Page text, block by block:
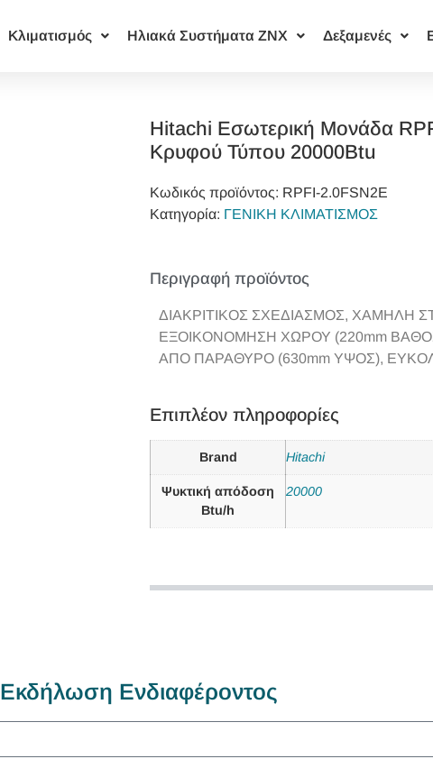
Κλιματισμός Ηλιακά Συστήματα ΖΝΧ Δεξαμενές
Hitachi Εσωτερική Μονάδα
Κρυφού Τύπου 20000Btu
Κωδικός προϊόντος: RPFI-2.0FSN2E
Κατηγορία: ΓΕΝΙΚΗ ΚΛΙΜΑΤΙΣΜΟΣ
Περιγραφή προϊόντος
ΔΙΑΚΡΙΤΙΚΟΣ ΣΧΕΔΙΑΣΜΟΣ, ΧΑΜΗΛΗ
ΕΞΟΙΚΟΝΟΜΗΣΗ ΧΩΡΟΥ (220mm
ΑΠΟ ΠΑΡΑΘΥΡΟ (630mm ΥΨΟΣ),
Επιπλέον πληροφορίες
Brand Hitachi
Ψυκτική απόδοση
Btu/h
20000
Εκδήλωση Ενδιαφέροντος